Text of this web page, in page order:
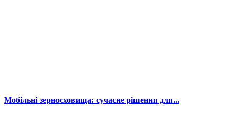
Мобільні зерносховища: сучасне рішення для...